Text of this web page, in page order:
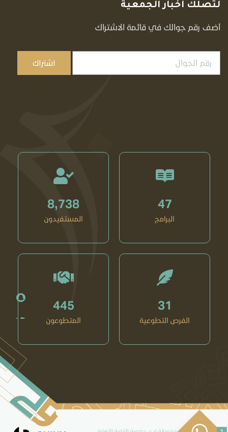
لتصلك أخبار الجمعية
أضف رقم جوالك في قائمة الاشتراك
اشتراك
47
البرامج
8,738
المستفيدون
31
الفرص التطوعية
445
المتطوعون